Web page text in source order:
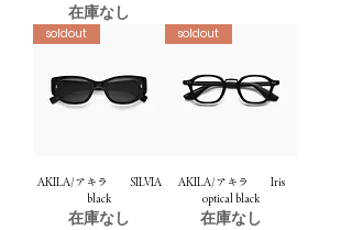
在庫なし
soldout
AKILA/アキラ SILVIA
black
在庫なし
soldout
AKILA/アキラ Iris
optical black
在庫なし